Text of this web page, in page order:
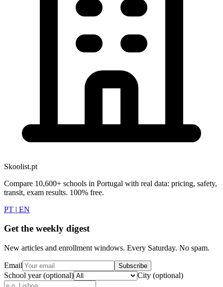
Skoolist.pt
Compare 10,600+ schools in Portugal with real data: pricing, safety,
transit, exam results. 100% free.
PT | EN
Get the weekly digest
New articles and enrollment windows. Every Saturday. No spam.
Email Subscribe
School year (optional) City (optional)